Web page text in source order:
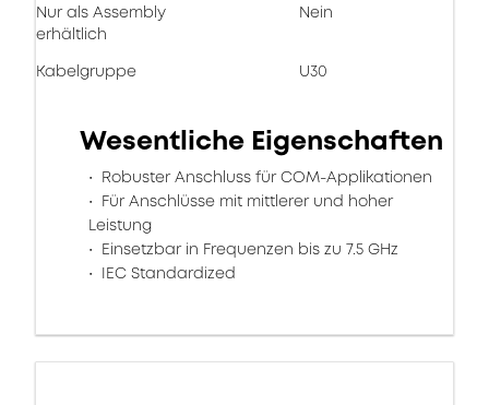
Nur als Assembly
erhältlich
Nein
Kabelgruppe U30
Wesentliche Eigenschaften
Robuster Anschluss für COM-Applikationen
Für Anschlüsse mit mittlerer und hoher
Leistung
Einsetzbar in Frequenzen bis zu 7.5 GHz
IEC Standardized